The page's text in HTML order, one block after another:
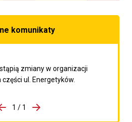
komunikaty
zmiany w organizacji
ul. Energetyków.
1 / 1
Przejdź do następnego